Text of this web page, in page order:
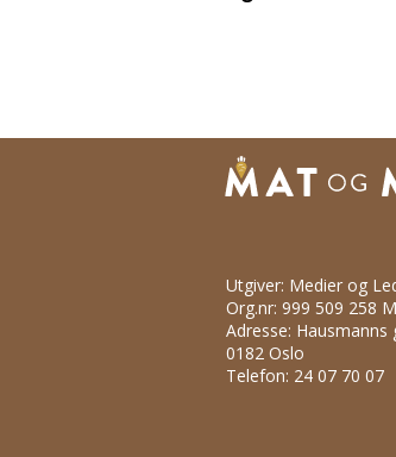
Utgiver: Medier og
Org.nr: 999 509 258
Adresse: Hausmanns
0182 Oslo
Telefon: 24 07 70 07